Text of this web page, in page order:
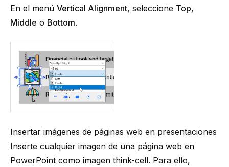
En el menú Vertical Alignment, seleccione Top,
Middle o Bottom.
Insertar imágenes de páginas web en presentaciones
Inserte cualquier imagen de una página web en
PowerPoint como imagen think-cell. Para ello,